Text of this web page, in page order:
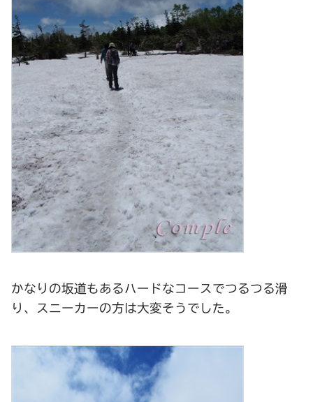
かなりの坂道もあるハードなコースでつるつる滑
り、スニーカーの方は大変そうでした。